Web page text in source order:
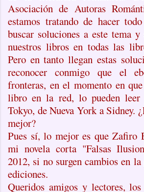
Asociación de Autoras
estamos tratando de hacer
buscar soluciones a este tema
nuestros libros en todas las
Pero en tanto llegan estas
reconocer conmigo que el
fronteras, en el momento en
libro en la red, lo pueden leer
Tokyo, de Nueva York a Sidney.
mejor?
Pues sí, lo mejor es que Zafiro
mi novela corta "Falsas
2012, si no surgen cambios en
ediciones.
Queridos amigos y lectores,